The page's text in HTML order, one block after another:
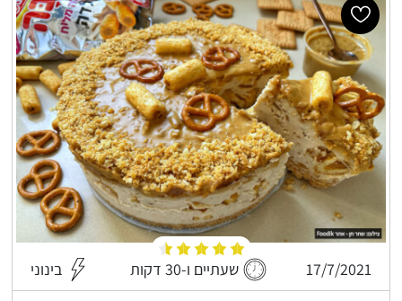
17/7/2021 שעתיים ו-30 דקות בינוני